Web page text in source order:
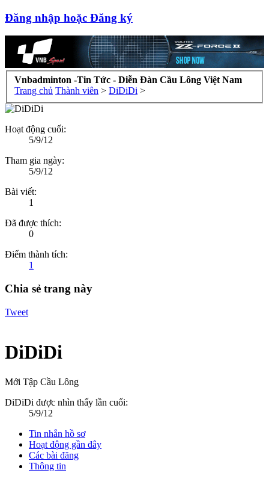
Đăng nhập hoặc Đăng ký
Vnbadminton -Tin Tức - Diễn Đàn Cầu Lông Việt Nam
Trang chủ Thành viên > DiDiDi >
Hoạt động cuối:
5/9/12
Tham gia ngày:
5/9/12
Bài viết:
1
Đã được thích:
0
Điểm thành tích:
1
Chia sẻ trang này
Tweet
DiDiDi
Mới Tập Cầu Lông
DiDiDi được nhìn thấy lần cuối:
5/9/12
Tin nhắn hồ sơ
Hoạt động gần đây
Các bài đăng
Thông tin